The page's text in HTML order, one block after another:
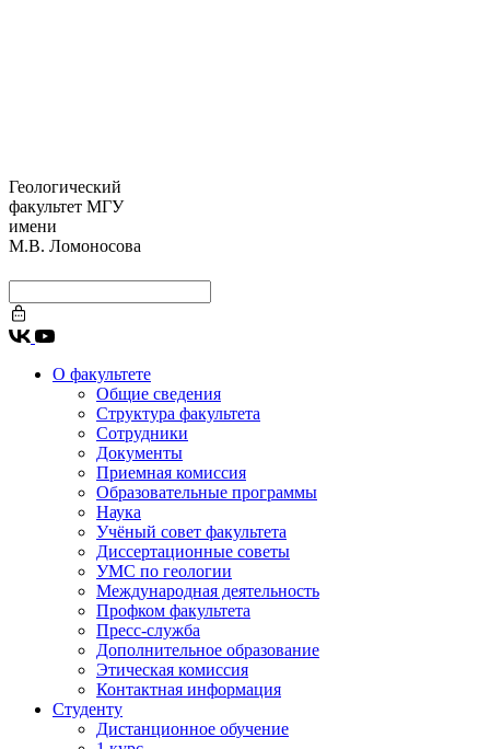
Геологический
факультет МГУ
имени
М.В. Ломоносова
О факультете
Общие сведения
Структура факультета
Сотрудники
Документы
Приемная комиссия
Образовательные программы
Наука
Учёный совет факультета
Диссертационные советы
УМС по геологии
Международная деятельность
Профком факультета
Пресс-служба
Дополнительное образование
Этическая комиссия
Контактная информация
Студенту
Дистанционное обучение